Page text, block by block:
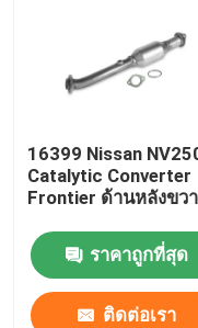
16399 Nissan
Catalytic Converter
Frontier ด้านหลังขวา
ราคาถูกที่สุด
ติดต่อเรา